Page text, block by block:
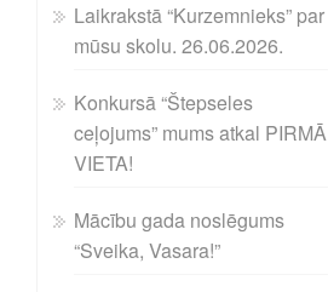
Laikrakstā “Kurzemnieks” par
mūsu skolu. 26.06.2026.
Konkursā “Štepseles
ceļojums” mums atkal PIRMĀ
VIETA!
Mācību gada noslēgums
“Sveika, Vasara!”